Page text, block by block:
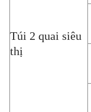
Túi 2 quai siêu
thị